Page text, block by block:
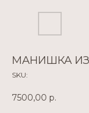
МАНИШКА
SKU:
7500,00 р.